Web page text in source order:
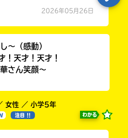
2026年05月26日
〜（感動）
！天才！天才！
さん笑顔〜
女性 ／ 小学5年
注目 !! わかる